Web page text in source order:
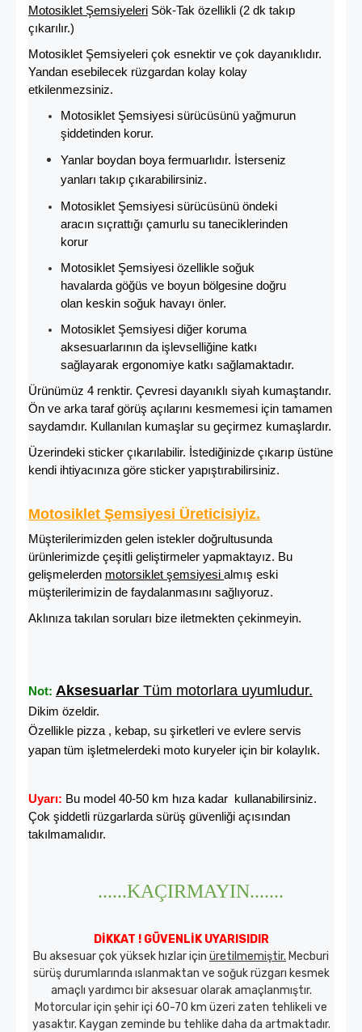
Motosiklet Şemsiyeleri Sök-Tak özellikli (2 dk takıp
çıkarılır.)
Motosiklet Şemsiyeleri çok esnektir ve çok dayanıklıdır.
Yandan esebilecek rüzgardan kolay kolay
etkilenmezsiniz.
Motosiklet Şemsiyesi sürücüsünü yağmurun
şiddetinden korur.
Yanlar boydan boya fermuarlıdır. İsterseniz
yanları takıp çıkarabilirsiniz.
Motosiklet Şemsiyesi sürücüsünü öndeki
aracın sıçrattığı çamurlu su taneciklerinden
korur
Motosiklet Şemsiyesi özellikle soğuk
havalarda göğüs ve boyun bölgesine doğru
olan keskin soğuk havayı önler.
Motosiklet Şemsiyesi diğer koruma
aksesuarlarının da işlevselliğine katkı
sağlayarak ergonomiye katkı sağlamaktadır.
Ürünümüz 4 renktir. Çevresi dayanıklı siyah kumaştandır.
Ön ve arka taraf görüş açılarını kesmemesi için tamamen
saydamdır. Kullanılan kumaşlar su geçirmez kumaşlardır.
Üzerindeki sticker çıkarılabilir. İstediğinizde çıkarıp üstüne
kendi ihtiyacınıza göre sticker yapıştırabilirsiniz.
Motosiklet Şemsiyesi Üreticisiyiz.
Müşterilerimizden gelen istekler doğrultusunda
ürünlerimizde çeşitli geliştirmeler yapmaktayız. Bu
gelişmelerden motorsiklet şemsiyesi almış eski
müşterilerimizin de faydalanmasını sağlıyoruz.
Aklınıza takılan soruları bize iletmekten çekinmeyin.
Not: Aksesuarlar Tüm motorlara uyumludur.
Dikim özeldir.
Özellikle pizza , kebap, su şirketleri ve evlere servis
yapan tüm işletmelerdeki moto kuryeler için bir kolaylık.
Uyarı: Bu model 40-50 km hıza kadar kullanabilirsiniz.
Çok şiddetli rüzgarlarda sürüş güvenliği açısından
takılmamalıdır.
......KAÇIRMAYIN.......
DİKKAT ! GÜVENLİK UYARISIDIR
Bu aksesuar çok yüksek hızlar için üretilmemiştir. Mecburi
sürüş durumlarında ıslanmaktan ve soğuk rüzgarı kesmek
amaçlı yardımcı bir aksesuar olarak amaçlanmıştır.
Motorcular için şehir içi 60-70 km üzeri zaten tehlikeli ve
yasaktır. Kaygan zeminde bu tehlike daha da artmaktadır.